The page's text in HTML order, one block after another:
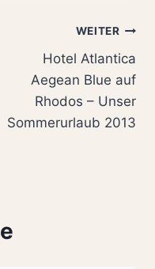
WEITER
Hotel Atlantica
Aegean Blue auf
Rhodos – Unser
Sommerurlaub 2013